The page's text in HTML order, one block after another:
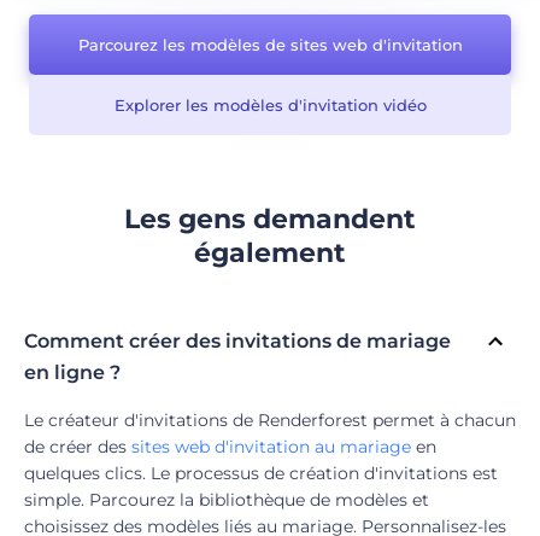
Parcourez les modèles de sites web d'invitation
Explorer les modèles d'invitation vidéo
Les gens demandent
également
Comment créer des invitations de mariage
en ligne ?
Le créateur d'invitations de Renderforest permet à chacun
de créer des sites web d'invitation au mariage en
quelques clics. Le processus de création d'invitations est
simple. Parcourez la bibliothèque de modèles et
choisissez des modèles liés au mariage. Personnalisez-les